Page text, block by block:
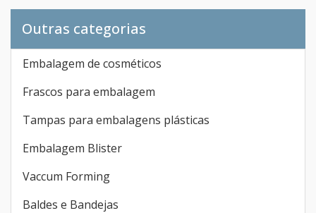
Outras categorias
Embalagem de cosméticos
Frascos para embalagem
Tampas para embalagens plásticas
Embalagem Blister
Vaccum Forming
Baldes e Bandejas